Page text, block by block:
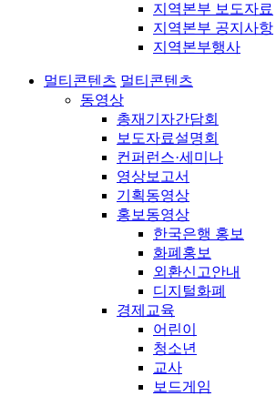
지역본부 보도자료
지역본부 공지사항
지역본부행사
멀티콘텐츠 멀티콘텐츠
동영상
총재기자간담회
보도자료설명회
컨퍼런스·세미나
영상보고서
기획동영상
홍보동영상
한국은행 홍보
화폐홍보
외환신고안내
디지털화폐
경제교육
어린이
청소년
교사
보드게임